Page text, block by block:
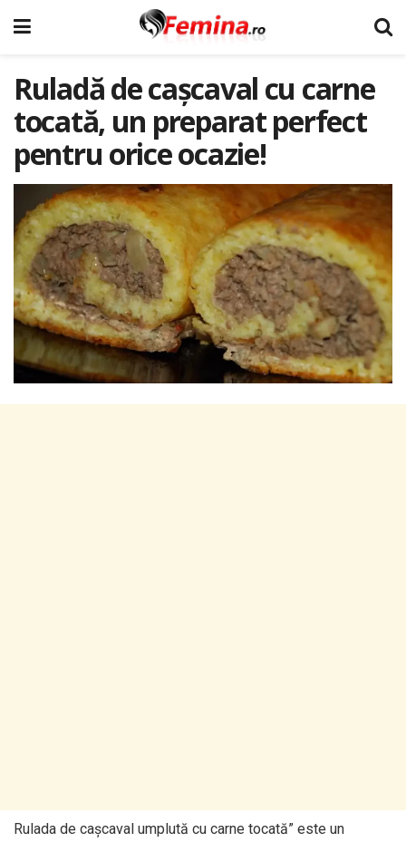
Ruladă de cașcaval cu carne
tocată, un preparat perfect
pentru orice ocazie!
Rulada de cașcaval umplută cu carne tocată” este un